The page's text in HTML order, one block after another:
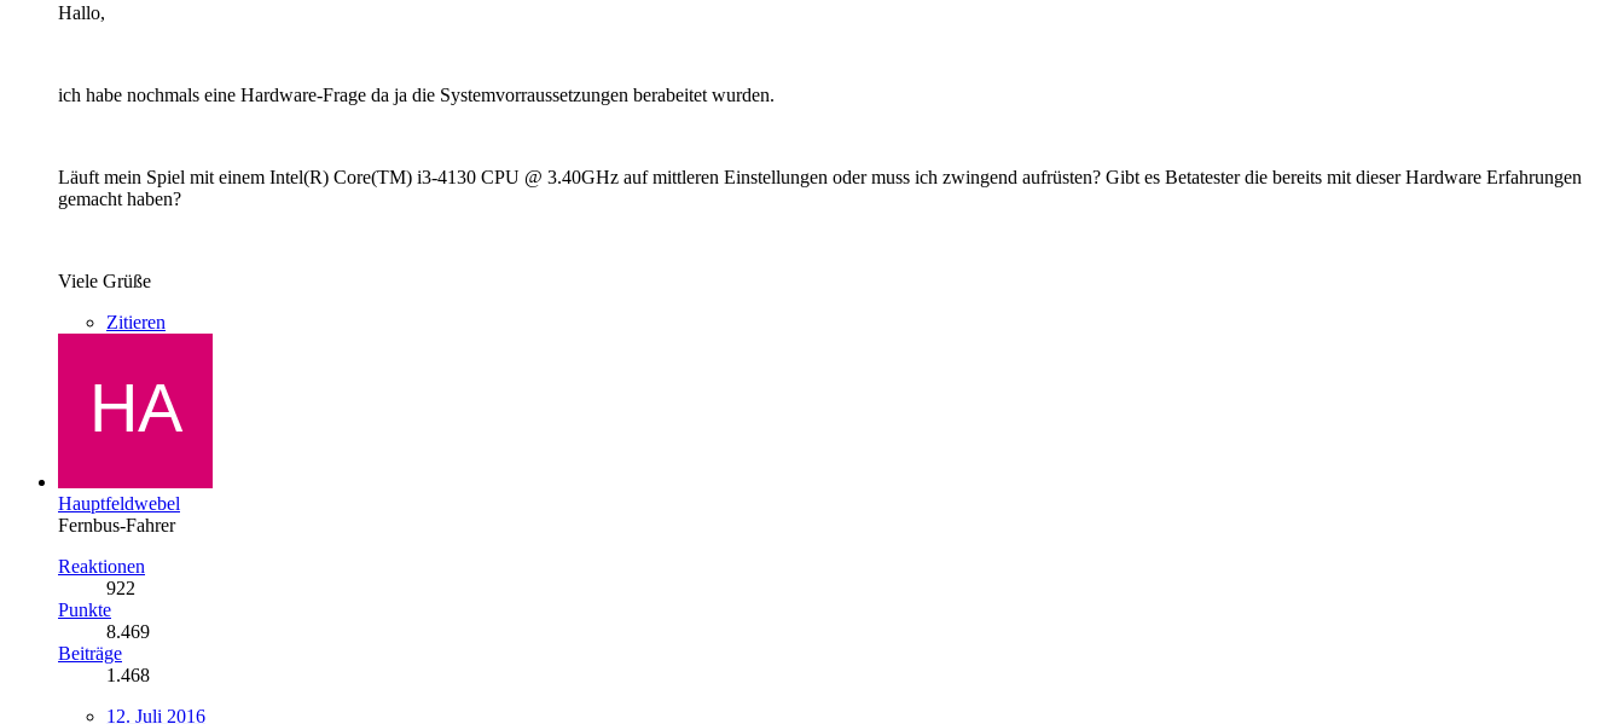
Hallo,
ich habe nochmals eine Hardware-Frage da ja die Systemvorraussetzungen berabeitet wurden.
Läuft mein Spiel mit einem Intel(R) Core(TM) i3-4130 CPU @ 3.40GHz auf mittleren Einstellungen oder muss ich zwingend aufrüsten? Gibt es Betatester die bereits mit dieser Hardware Erfahrungen
gemacht haben?
Viele Grüße
Zitieren
Hauptfeldwebel
Fernbus-Fahrer
Reaktionen
922
Punkte
8.469
Beiträge
1.468
12. Juli 2016